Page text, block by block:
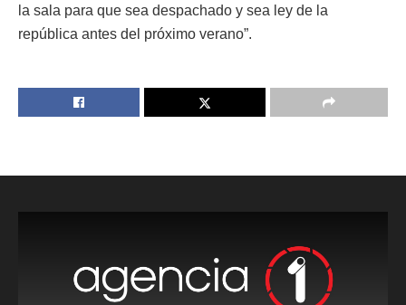
la sala para que sea despachado y sea ley de la
república antes del próximo verano”.